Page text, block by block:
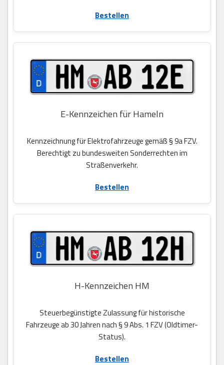
Bestellen
E-Kennzeichen für Hameln
Kennzeichnung für Elektrofahrzeuge gemäß § 9a FZV.
Berechtigt zu bundesweiten Sonderrechten im
Straßenverkehr.
Bestellen
H-Kennzeichen HM
Steuerbegünstigte Zulassung für historische
Fahrzeuge ab 30 Jahren nach § 9 Abs. 1 FZV (Oldtimer-
Status).
Bestellen